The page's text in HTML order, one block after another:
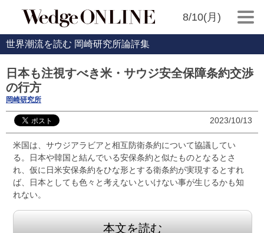
8/10(月)
世界潮流を読む 岡崎研究所論評集
日本も注視すべき米・サウジ安全保障条約交渉
の行方
岡崎研究所
2023/10/13
米国は、サウジアラビアと相互防衛条約について協議してい
る。日本や韓国と結んでいる安保条約と似たものとなるとさ
れ、仮に日米安保条約をひな形とする衛条約が実現するとすれ
ば、日本としても色々と考えないといけない事が生じるかも知
れない。
本文を読む